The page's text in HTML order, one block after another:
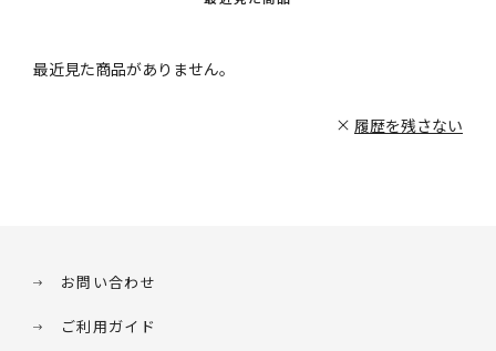
最近見た商品がありません。
履歴を残さない
お問い合わせ
ご利用ガイド